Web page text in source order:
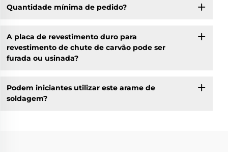
Quantidade mínima de pedido?
A placa de revestimento duro para
revestimento de chute de carvão pode ser
furada ou usinada?
Podem iniciantes utilizar este arame de
soldagem?